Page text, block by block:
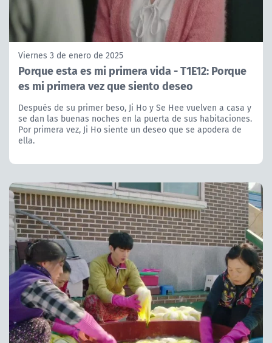
Viernes 3 de enero de 2025
Porque esta es mi primera vida - T1E12: Porque
es mi primera vez que siento deseo
Después de su primer beso, Ji Ho y Se Hee vuelven a casa y
se dan las buenas noches en la puerta de sus habitaciones.
Por primera vez, Ji Ho siente un deseo que se apodera de
ella.